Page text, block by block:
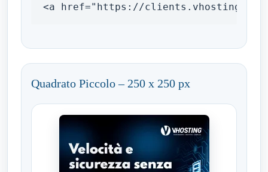
<a href="https://clients.vhosting.com/
Quadrato Piccolo – 250 x 250 px